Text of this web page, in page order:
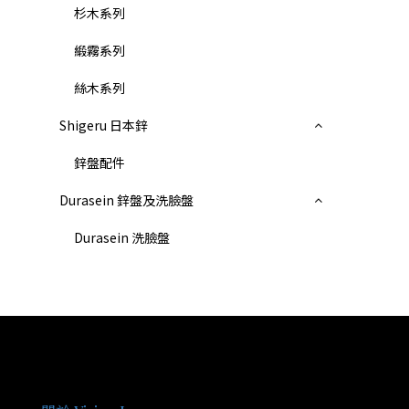
杉木系列
緞霧系列
絲木系列
Shigeru 日本鋅
鋅盤配件
Durasein 鋅盤及洗臉盤
Durasein 洗臉盤